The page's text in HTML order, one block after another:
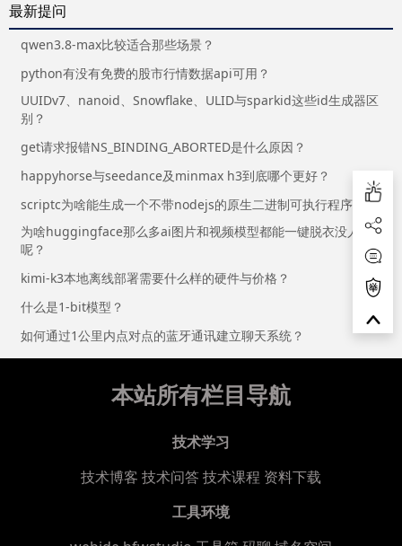
最新提问
qwen3.8-max比较适合那些场景？
python有没有免费的股市行情数据api可用？
UUIDv7、nanoid、Snowflake、ULID与sparkid这些id生成器区
别？
get请求报错NS_BINDING_ABORTED是什么原因？
happyhorse与seedance及minmax h3到底哪个更好？
scriptc为啥能生成一个不带nodejs的原生二进制可执行程序？
为啥huggingface那么多ai图片和视频模型都能一键脱衣没人管
呢？
kimi-k3本地离线部署需要什么样的硬件与价格？
什么是1-bit模型？
如何通过1公里内点对点的蓝牙通讯建立聊天系统？
本站所有栏目导航
技术学习
技术博客 技术问答技术课程 资料下载
工具环境